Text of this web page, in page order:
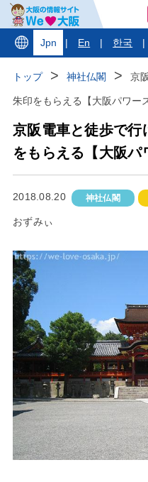
Jpn | En | 한국 |
トップ 神社仏閣 京
朱印をもらえる【大阪パワー
京阪電車と徒歩で行
をもらえる【大阪パ
2018.08.20 神社仏閣
おずみぃ